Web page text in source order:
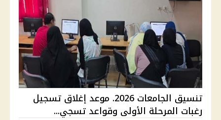
تنسيق الجامعات 2026. موعد إغلاق تسجيل
رغبات المرحلة الأولى وقواعد تسجي...